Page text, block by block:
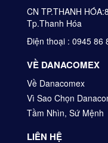
CN TP.THANH
Tp.Thanh Hóa
Điện thoại : 0945 86
VỀ DANACOMEX
Về Danacomex
Vì Sao Chọn
Tầm Nhìn, Sứ Mệnh
LIÊN HỆ